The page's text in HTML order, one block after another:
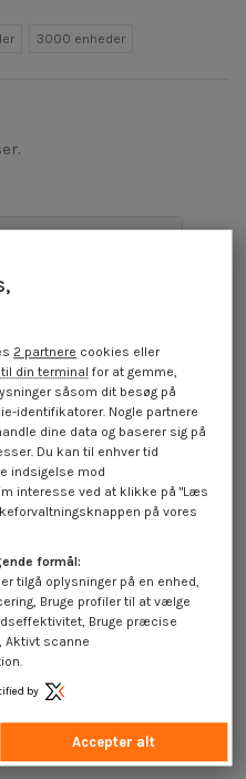
3000 enheder
På tilbud!
2 partnere cookies eller
din terminal for at gemme,
såsom dit besøg på
identifikatorer. Nogle partnere
dine data og baserer sig på
Du kan til enhver tid
indsigelse mod
interesse ved at klikke på "Læs
på vores
formål:
tilgå oplysninger på en enhed,
Bruge profiler til at vælge
Bruge præcise
Aktivt scanne
by
Accepter alt